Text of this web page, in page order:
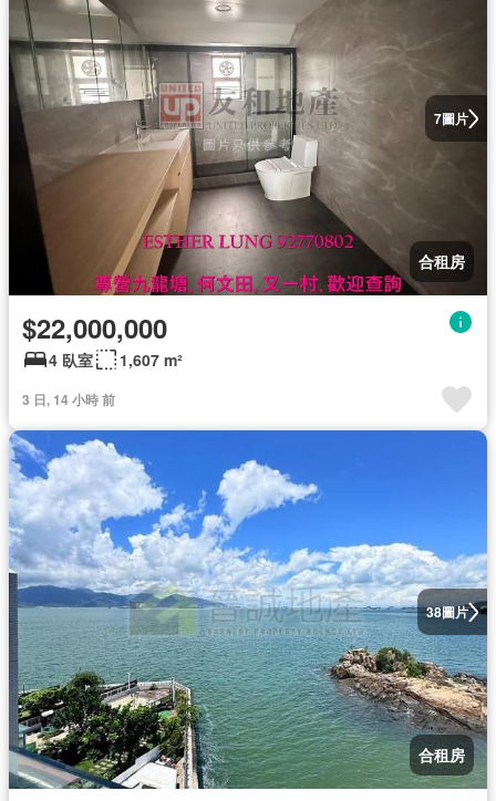
7圖片
合租房
$22,000,000
4 臥室 1,607 m²
3 日, 14 小時 前
38圖片
合租房